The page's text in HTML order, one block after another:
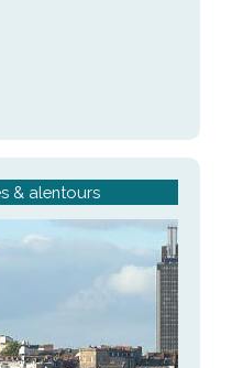
& alentours